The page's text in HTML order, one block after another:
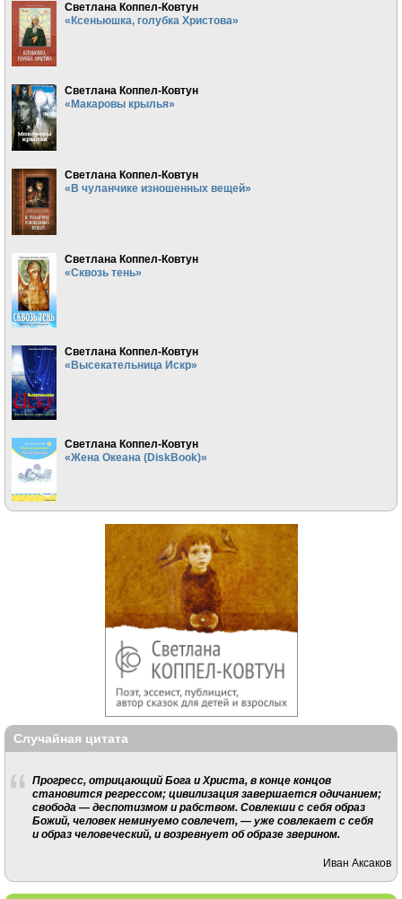
Светлана Коппел-Ковтун
«Ксеньюшка, голубка Христова»
Светлана Коппел-Ковтун
«Макаровы крылья»
Светлана Коппел-Ковтун
«В чуланчике изношенных вещей»
Светлана Коппел-Ковтун
«Сквозь тень»
Светлана Коппел-Ковтун
«Высекательница Искр»
Светлана Коппел-Ковтун
«Жена Океана (DiskBook)»
Случайная цитата
Прогресс, отрицающий Бога и Христа, в конце концов
становится регрессом; цивилизация завершается одичанием;
свобода — деспотизмом и рабством. Совлекши с себя образ
Божий, человек неминуемо совлечет, — уже совлекает с себя
и образ человеческий, и возревнует об образе зверином.
Иван Аксаков